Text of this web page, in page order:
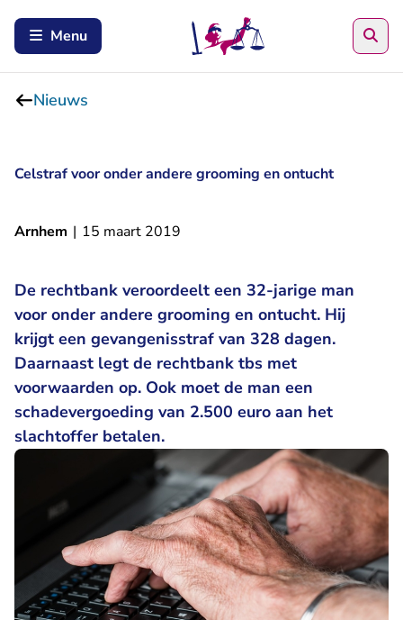
Menu
Nieuws
Celstraf voor onder andere grooming en ontucht
Arnhem | 15 maart 2019
De rechtbank veroordeelt een 32-jarige man
voor onder andere grooming en ontucht. Hij
krijgt een gevangenisstraf van 328 dagen.
Daarnaast legt de rechtbank tbs met
voorwaarden op. Ook moet de man een
schadevergoeding van 2.500 euro aan het
slachtoffer betalen.